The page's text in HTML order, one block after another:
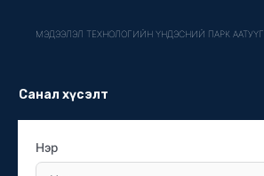
МЭДЭЭЛЭЛ ТЕХНОЛОГИЙН ҮНДЭСНИЙ ПАРК ААТУҮГ
Санал хүсэлт
Нэр